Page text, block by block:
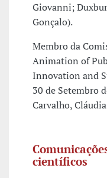
Giovanni;
Gonçalo).
Membro da
Animation of
Innovation and
30 de Setembro
Carvalho,
científicos